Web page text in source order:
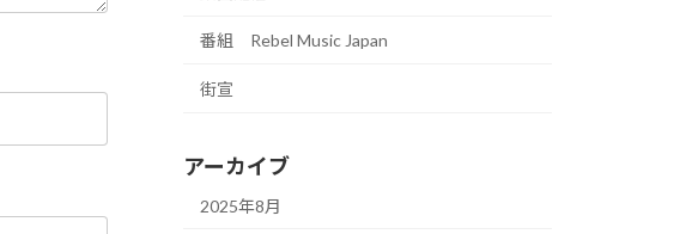
番組 Rebel Music Japan
街宣
アーカイブ
2025年8月